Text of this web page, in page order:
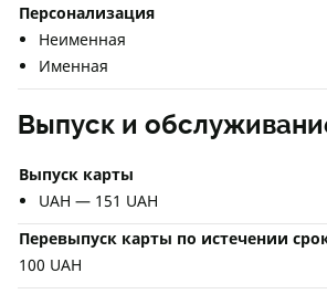
Персонализация
Неименная
Именная
Выпуск и
Выпуск карты
UAH — 151 UAH
Перевыпуск карты по истечении
100 UAH